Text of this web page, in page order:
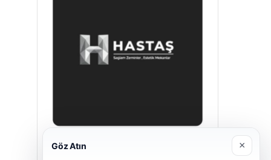
Enes Kaplan Avukatlık Bürosu
Göz Atın ×